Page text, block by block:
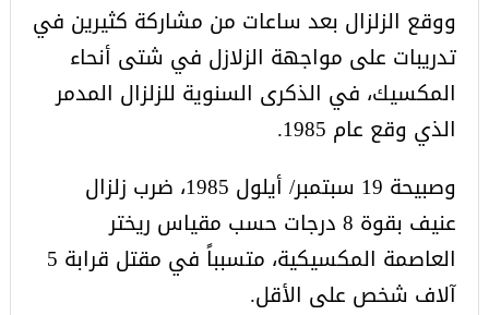
ووقع الزلزال بعد ساعات من مشاركة كثيرين في
تدريبات على مواجهة الزلازل في شتى أنحاء
المكسيك، في الذكرى السنوية للزلزال المدمر
الذي وقع عام 1985.
وصبيحة 19 سبتمبر/ أيلول 1985، ضرب زلزال
عنيف بقوة 8 درجات حسب مقياس ريختر
العاصمة المكسيكية، متسبباً في مقتل قرابة 5
آلاف شخص على الأقل‎.